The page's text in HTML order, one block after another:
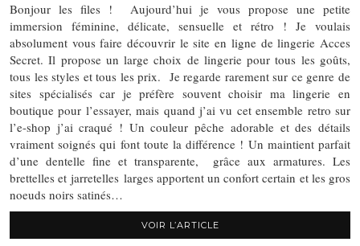
Bonjour les files ! Aujourd’hui je vous propose une petite
immersion féminine, délicate, sensuelle et rétro ! Je voulais
absolument vous faire découvrir le site en ligne de lingerie Acces
Secret. Il propose un large choix de lingerie pour tous les goûts,
tous les styles et tous les prix. Je regarde rarement sur ce genre de
sites spécialisés car je préfère souvent choisir ma lingerie en
boutique pour l’essayer, mais quand j’ai vu cet ensemble retro sur
l’e-shop j’ai craqué ! Un couleur pêche adorable et des détails
vraiment soignés qui font toute la différence ! Un maintient parfait
d’une dentelle fine et transparente, grâce aux armatures. Les
brettelles et jarretelles larges apportent un confort certain et les gros
noeuds noirs satinés…
VOIR L’ARTICLE